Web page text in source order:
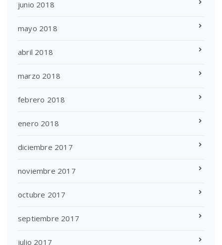
junio 2018
mayo 2018
abril 2018
marzo 2018
febrero 2018
enero 2018
diciembre 2017
noviembre 2017
octubre 2017
septiembre 2017
julio 2017